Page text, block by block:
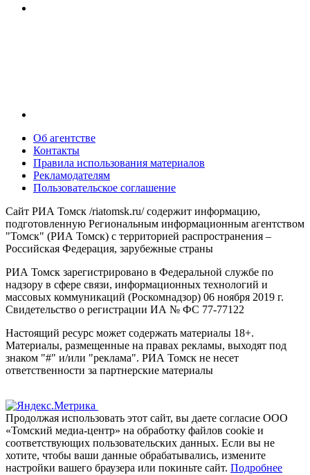
Об агентстве
Контакты
Правила использования материалов
Рекламодателям
Пользовательское соглашение
Сайт РИА Томск /riatomsk.ru/ содержит информацию,
подготовленную Региональным информационным агентством
"Томск" (РИА Томск) с территорией распространения –
Российская Федерация, зарубежные страны
РИА Томск зарегистрировано в Федеральной службе по
надзору в сфере связи, информационных технологий и
массовых коммуникаций (Роскомнадзор) 06 ноября 2019 г.
Свидетельство о регистрации ИА № ФС 77-77122
Настоящий ресурс может содержать материалы 18+.
Материалы, размещенные на правах рекламы, выходят под
знаком "#" и/или "реклама". РИА Томск не несет
ответственности за партнерские материалы
Продолжая использовать этот сайт, вы даете согласие ООО
«Томский медиа-центр» на обработку файлов cookie и
соответствующих пользовательских данных. Если вы не
хотите, чтобы ваши данные обрабатывались, измените
настройки вашего браузера или покиньте сайт. Подробнее